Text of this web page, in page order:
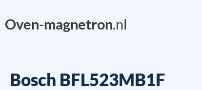
Oven-magnetron.nl
Bosch BFL523MB1F